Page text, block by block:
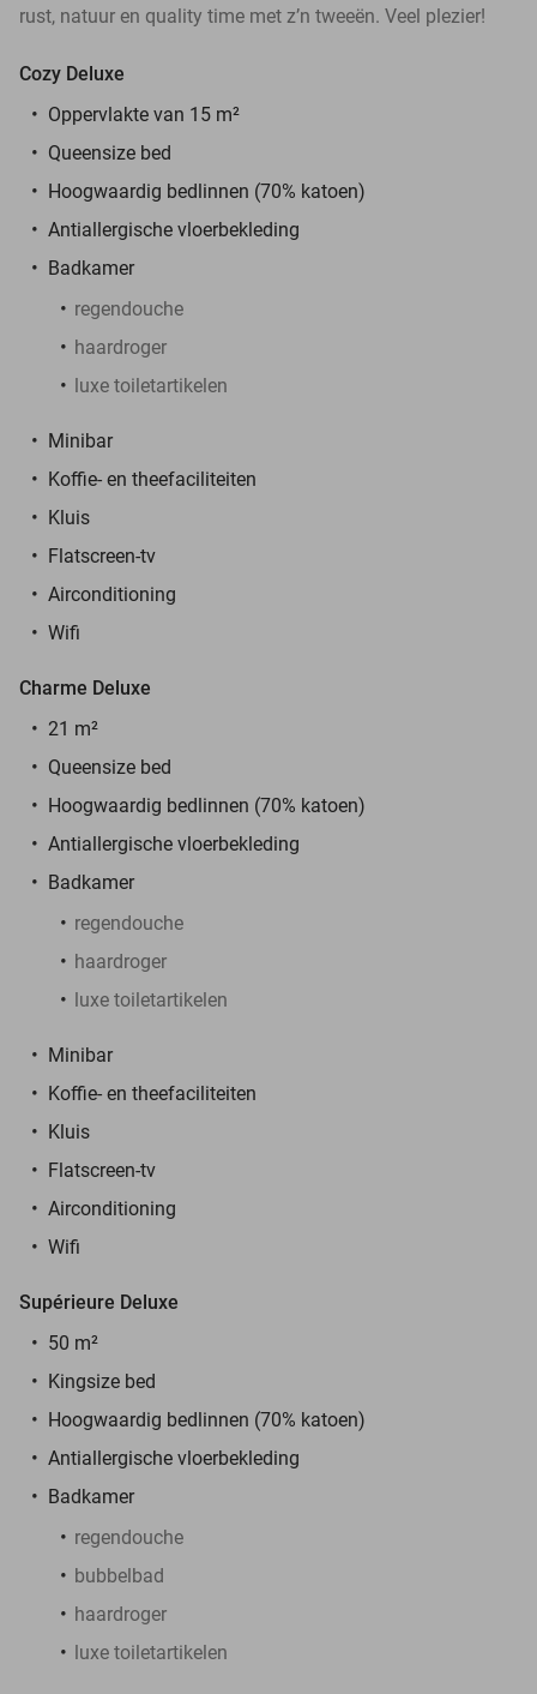
rust, natuur en quality time met z’n tweeën. Veel plezier!
Cozy Deluxe
Oppervlakte van 15 m²
Queensize bed
Hoogwaardig bedlinnen (70% katoen)
Antiallergische vloerbekleding
Badkamer
regendouche
haardroger
luxe toiletartikelen
Minibar
Koffie- en theefaciliteiten
Kluis
Flatscreen-tv
Airconditioning
Wifi
Charme Deluxe
21 m²
Queensize bed
Hoogwaardig bedlinnen (70% katoen)
Antiallergische vloerbekleding
Badkamer
regendouche
haardroger
luxe toiletartikelen
Minibar
Koffie- en theefaciliteiten
Kluis
Flatscreen-tv
Airconditioning
Wifi
Supérieure Deluxe
50 m²
Kingsize bed
Hoogwaardig bedlinnen (70% katoen)
Antiallergische vloerbekleding
Badkamer
regendouche
bubbelbad
haardroger
luxe toiletartikelen